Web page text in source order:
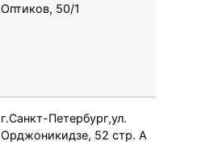
Оптиков, 50/1
г.Санкт-Петербург,ул.
Орджоникидзе, 52 стр. А